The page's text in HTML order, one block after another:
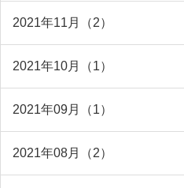
2021年11月（2）
2021年10月（1）
2021年09月（1）
2021年08月（2）